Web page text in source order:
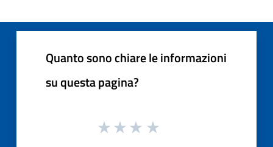
Quanto sono chiare le informazioni
su questa pagina?